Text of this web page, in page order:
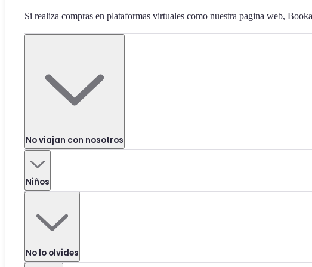
Si realiza compras en plataformas virtuales como nuestra pagina web,
No viajan con nosotros
Niños
No lo olvides